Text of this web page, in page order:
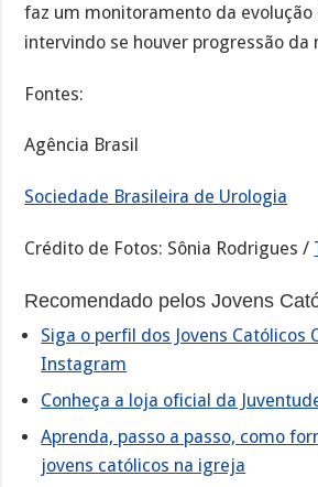
faz um monitoramento da evolução
intervindo se houver progressão da
Fontes:
Agência Brasil
Sociedade Brasileira de Urologia
Crédito de Fotos: Sônia Rodrigues /
Recomendado pelos Jovens
Siga o perfil dos Jovens Católicos
Instagram
Conheça a loja oficial da
Aprenda, passo a passo, como
jovens católicos na igreja